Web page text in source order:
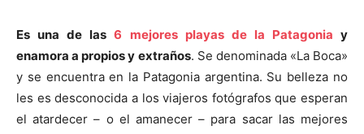
Es una de las6 mejores playas de la Patagoniay
enamora a propios y extraños. Se denominada «La Boca»
y se encuentra en la Patagonia argentina. Su belleza no
les es desconocida a los viajeros fotógrafos que esperan
el atardecer – o el amanecer – para sacar las mejores